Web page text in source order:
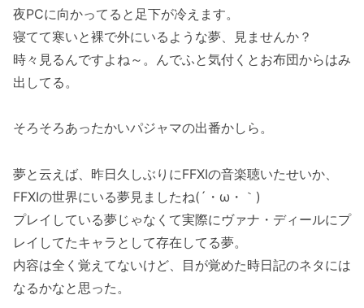
夜PCに向かってると足下が冷えます。
寝てて寒いと裸で外にいるような夢、見ませんか？
時々見るんですよね～。んでふと気付くとお布団からはみ
出してる。
そろそろあったかいパジャマの出番かしら。
夢と云えば、昨日久しぶりにFFXIの音楽聴いたせいか、
FFXIの世界にいる夢見ましたね(´・ω・｀)
プレイしている夢じゃなくて実際にヴァナ・ディールにプ
レイしてたキャラとして存在してる夢。
内容は全く覚えてないけど、目が覚めた時日記のネタには
なるかなと思った。